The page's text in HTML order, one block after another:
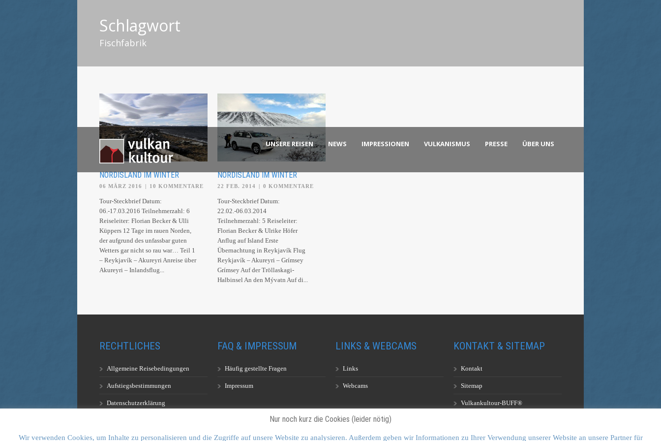
UNSERE REISEN NEWS IMPRESSIONEN VULKANISMUS PRESSE ÜBER UNS
Schlagwort
Fischfabrik
NORDISLAND IM WINTER
06 MÄRZ 2016 | 10 KOMMENTARE
Tour-Steckbrief Datum:
06.-17.03.2016 Teilnehmerzahl: 6
Reiseleiter: Florian Becker & Ulli
Küppers 12 Tage im rauen Norden,
der aufgrund des unfassbar guten
Wetters gar nicht so rau war… Teil 1
– Reykjavík – Akureyri Anreise über
Akureyri – Inlandsflug...
NORDISLAND IM WINTER
22 FEB. 2014 | 0 KOMMENTARE
Tour-Steckbrief Datum:
22.02.-06.03.2014
Teilnehmerzahl: 5 Reiseleiter:
Florian Becker & Ulrike Höfer
Anflug auf Island Erste
Übernachtung in Reykjavík Flug
Reykjavík – Akureyri – Grímsey
Grímsey Auf der Tröllaskagi-
Halbinsel An den Mývatn Auf di...
RECHTLICHES
Allgemeine Reisebedingungen
Aufstiegsbestimmungen
Datenschutzerklärung
FAQ & IMPRESSUM
Häufig gestellte Fragen
Impressum
LINKS & WEBCAMS
Links
Webcams
KONTAKT & SITEMAP
Kontakt
Sitemap
Vulkankultour-BUFF®
Nur noch kurz die Cookies (leider nötig)
Wir verwenden Cookies, um Inhalte zu personalisieren und die Zugriffe auf unsere Website zu analysieren. Außerdem geben wir Informationen zu Ihrer Verwendung unserer Website an unsere Partner für